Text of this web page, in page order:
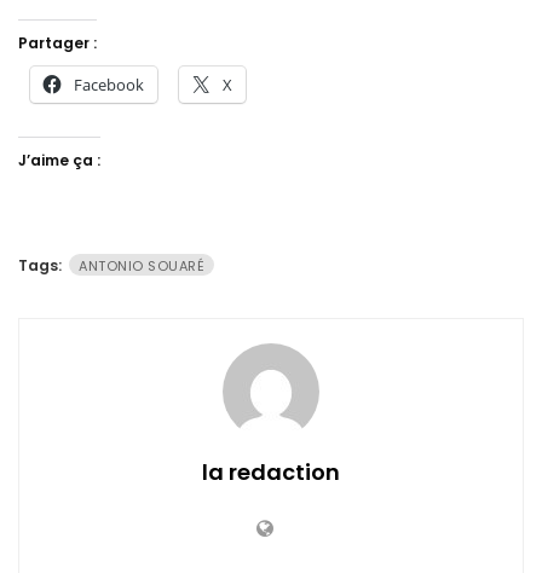
Partager :
Facebook X
J’aime ça :
Tags: ANTONIO SOUARÉ
la redaction